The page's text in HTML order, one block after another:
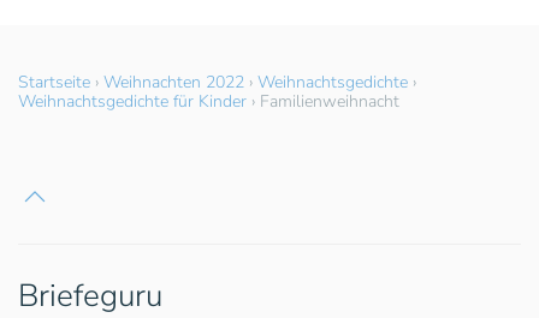
Startseite › Weihnachten 2022 › Weihnachtsgedichte ›
Weihnachtsgedichte für Kinder › Familienweihnacht
Briefeguru